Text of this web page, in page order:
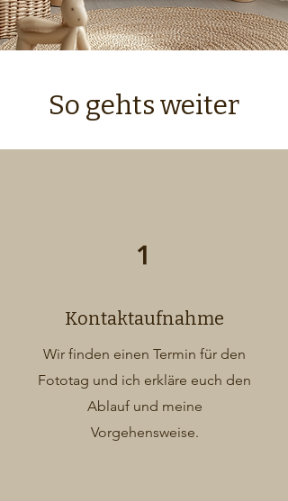
So gehts weiter
1
Kontaktaufnahme
Wir finden einen Termin für den
Fototag und ich erkläre euch den
Ablauf und meine
Vorgehensweise.